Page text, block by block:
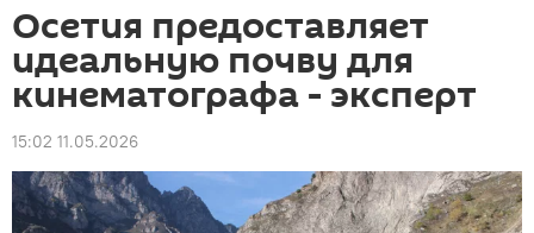
Осетия предоставляет
идеальную почву для
кинематографа - эксперт
15:02 11.05.2026